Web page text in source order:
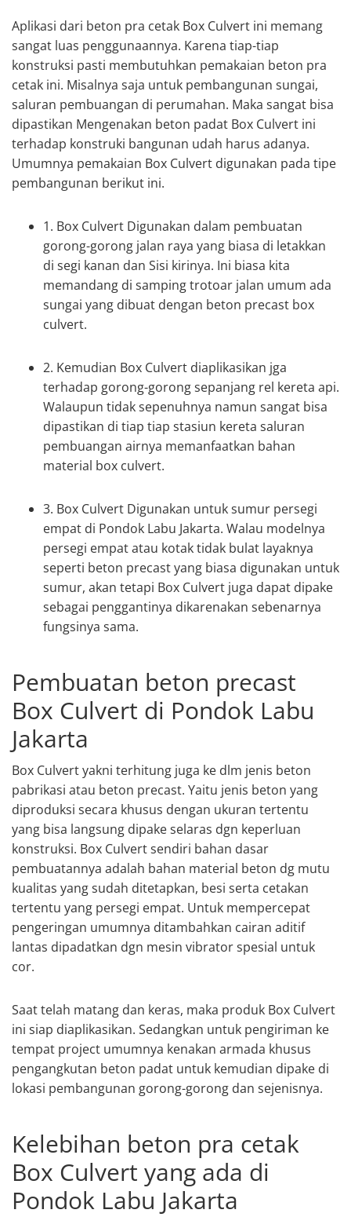
Aplikasi dari beton pra cetak Box Culvert ini memang
sangat luas penggunaannya. Karena tiap-tiap
konstruksi pasti membutuhkan pemakaian beton pra
cetak ini. Misalnya saja untuk pembangunan sungai,
saluran pembuangan di perumahan. Maka sangat bisa
dipastikan Mengenakan beton padat Box Culvert ini
terhadap konstruki bangunan udah harus adanya.
Umumnya pemakaian Box Culvert digunakan pada tipe
pembangunan berikut ini.
1. Box Culvert Digunakan dalam pembuatan
gorong-gorong jalan raya yang biasa di letakkan
di segi kanan dan Sisi kirinya. Ini biasa kita
memandang di samping trotoar jalan umum ada
sungai yang dibuat dengan beton precast box
culvert.
2. Kemudian Box Culvert diaplikasikan jga
terhadap gorong-gorong sepanjang rel kereta api.
Walaupun tidak sepenuhnya namun sangat bisa
dipastikan di tiap tiap stasiun kereta saluran
pembuangan airnya memanfaatkan bahan
material box culvert.
3. Box Culvert Digunakan untuk sumur persegi
empat di Pondok Labu Jakarta. Walau modelnya
persegi empat atau kotak tidak bulat layaknya
seperti beton precast yang biasa digunakan untuk
sumur, akan tetapi Box Culvert juga dapat dipake
sebagai penggantinya dikarenakan sebenarnya
fungsinya sama.
Pembuatan beton precast
Box Culvert di Pondok Labu
Jakarta
Box Culvert yakni terhitung juga ke dlm jenis beton
pabrikasi atau beton precast. Yaitu jenis beton yang
diproduksi secara khusus dengan ukuran tertentu
yang bisa langsung dipake selaras dgn keperluan
konstruksi. Box Culvert sendiri bahan dasar
pembuatannya adalah bahan material beton dg mutu
kualitas yang sudah ditetapkan, besi serta cetakan
tertentu yang persegi empat. Untuk mempercepat
pengeringan umumnya ditambahkan cairan aditif
lantas dipadatkan dgn mesin vibrator spesial untuk
cor.
Saat telah matang dan keras, maka produk Box Culvert
ini siap diaplikasikan. Sedangkan untuk pengiriman ke
tempat project umumnya kenakan armada khusus
pengangkutan beton padat untuk kemudian dipake di
lokasi pembangunan gorong-gorong dan sejenisnya.
Kelebihan beton pra cetak
Box Culvert yang ada di
Pondok Labu Jakarta